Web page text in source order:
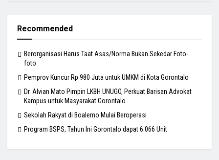
Recommended
Berorganisasi Harus Taat Asas/Norma Bukan Sekedar Foto-
foto
Pemprov Kuncur Rp 980 Juta untuk UMKM di Kota Gorontalo
Dr. Alvian Mato Pimpin LKBH UNUGO, Perkuat Barisan Advokat
Kampus untuk Masyarakat Gorontalo
Sekolah Rakyat di Boalemo Mulai Beroperasi
Program BSPS, Tahun Ini Gorontalo dapat 6.066 Unit